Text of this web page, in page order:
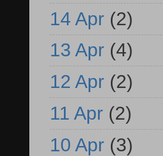
14 Apr (2)
13 Apr (4)
12 Apr (2)
11 Apr (2)
10 Apr (3)